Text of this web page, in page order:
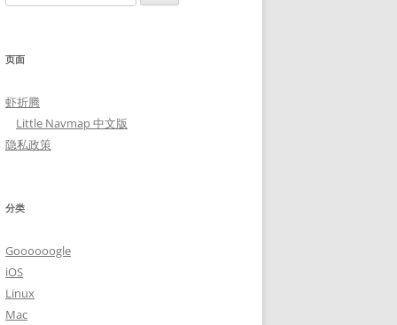
索：
页面
虾折腾
Little Navmap 中文版
隐私政策
分类
Goooooogle
iOS
Linux
Mac